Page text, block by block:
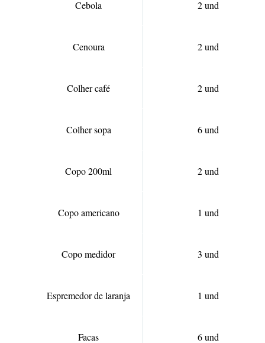
Cebola 2 und
Cenoura 2 und
Colher café 2 und
Colher sopa 6 und
Copo 200ml 2 und
Copo americano 1 und
Copo medidor 3 und
Espremedor de laranja 1 und
Facas 6 und